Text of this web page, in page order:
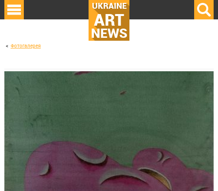
UKRAINE
ART
NEWS
Фотогалерея